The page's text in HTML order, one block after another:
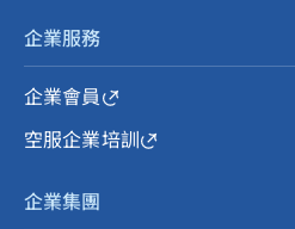
企業服務
企業會員
空服企業培訓
企業集團